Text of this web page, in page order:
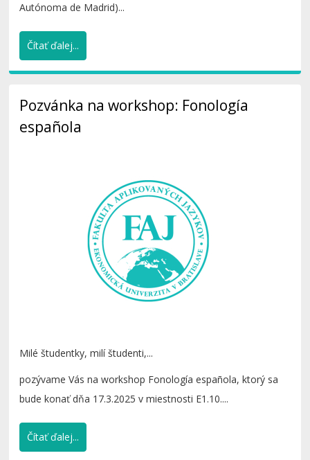
Autónoma de Madrid)...
Čítať ďalej...
Pozvánka na workshop: Fonología
española
Milé študentky, milí študenti,...
pozývame Vás na workshop Fonología española, ktorý sa
bude konať dňa 17.3.2025 v miestnosti E1.10....
Čítať ďalej...